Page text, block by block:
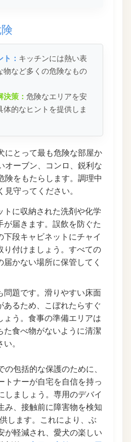
： キッチンには熱い表
物など多くの危険なもの
策： 危険なエリアを安
的なヒントを提供しま
にとって最も危険な部屋か
オーブン、コンロ、鋭利な
険をもたらします。調理中
守ってください。
トに収納された洗剤や化学
が届きます。誤飲を防ぐた
下段キャビネットにチャイ
り付けましょう。すべての
かない場所に保管してく
問題です。滑りやすい床面
あるため、こぼれたらすぐ
ょう。食事の準備エリアは
た食べ物がないように清潔
。
包括的な保護のために、
トナーが自宅を自信を持っ
しましょう。専用のデバイ
み、接触前に障害物を検知
します。これにより、ぶ
が軽減され、愛犬の楽しい